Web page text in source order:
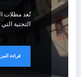
تُعد مظلات
التحتية
قراءة